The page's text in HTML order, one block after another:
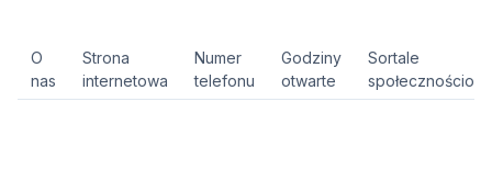
O
nas
Strona
internetowa
Numer
telefonu
Godziny
otwarte
Sortale